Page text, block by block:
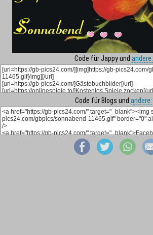
Code für Jappy und andere:
Code für Blogs und andere: